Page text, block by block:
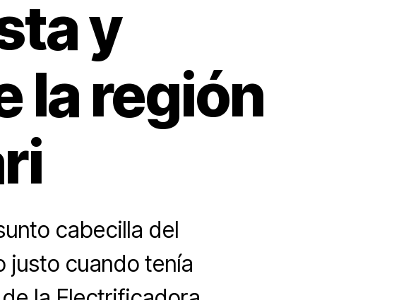
y
la región
cabecilla del
justo cuando tenía